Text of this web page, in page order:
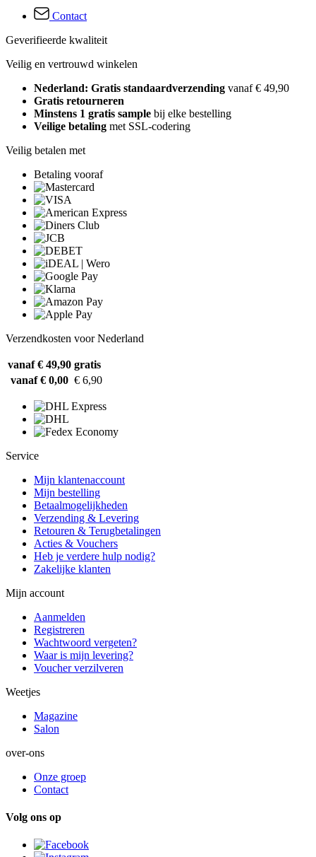
Contact
Geverifieerde kwaliteit
Veilig en vertrouwd winkelen
Nederland: Gratis standaardverzending vanaf € 49,90
Gratis retourneren
Minstens 1 gratis sample bij elke bestelling
Veilige betaling met SSL-codering
Veilig betalen met
Betaling vooraf
Verzendkosten voor Nederland
vanaf € 49,90 gratis
vanaf € 0,00 € 6,90
Service
Mijn klantenaccount
Mijn bestelling
Betaalmogelijkheden
Verzending & Levering
Retouren & Terugbetalingen
Acties & Vouchers
Heb je verdere hulp nodig?
Zakelijke klanten
Mijn account
Aanmelden
Registreren
Wachtwoord vergeten?
Waar is mijn levering?
Voucher verzilveren
Weetjes
Magazine
Salon
over-ons
Onze groep
Contact
Volg ons op